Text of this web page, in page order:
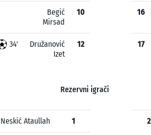
Begić
Mirsad
10
34'
Družanović
Izet
12
16
17
Rezervni igrači
Neskić Ataullah 1 2